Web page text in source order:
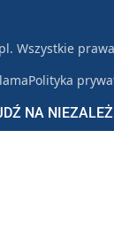
NA
Wszystkie
Polityka